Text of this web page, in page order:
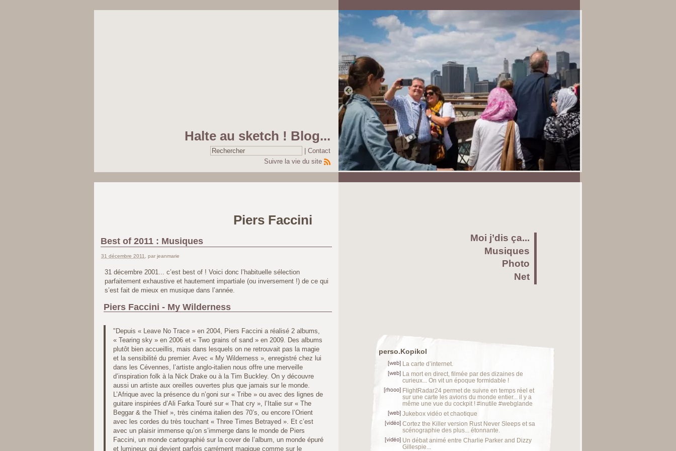
Halte au sketch ! Blog...
Contact
Suivre la vie du site
Pause
Piers Faccini
Best of 2011 : Musiques
31 décembre 2011 , par jeanmarie
31 décembre 2001... c’est best of ! Voici donc l’habituelle sélection
parfaitement exhaustive et hautement impartiale (ou inversement !) de ce qui
s’est fait de mieux en musique dans l’année.
Piers Faccini - My Wilderness
"Depuis « Leave No Trace » en 2004, Piers Faccini a réalisé 2 albums,
« Tearing sky » en 2006 et « Two grains of sand » en 2009. Des albums
plutôt bien accueillis, mais dans lesquels on ne retrouvait pas la magie
et la sensibilité du premier. Avec « My Wilderness », enregistré chez lui
dans les Cévennes, l’artiste anglo-italien nous offre une merveille
d’inspiration folk à la Nick Drake ou à la Tim Buckley. On y découvre
aussi un artiste aux oreilles ouvertes plus que jamais sur le monde.
L’Afrique avec la présence du n’goni sur « Tribe » ou avec des lignes de
guitare inspirées d’Ali Farka Touré sur « That cry », l’Italie sur « The
Beggar & the Thief », très cinéma italien des 70’s, ou encore l’Orient
avec les cordes du très touchant « Three Times Betrayed ». Et c’est
avec un plaisir immense qu’on s’immerge dans le monde de Piers
Faccini, un monde cartographié sur la cover de l’album, un monde épuré
et lumineux qui devient parfois carrément magique comme sur le
Moi j’dis ça...
Musiques
Photo
Net
perso.Kopikol
La carte d’internet.
La mort en direct, filmée par des dizaines de
curieux... On vit un époque formidable !
FlightRadar24 permet de suivre en temps réel et
sur une carte les avions du monde entier... il y a
même une vue du cockpit ! #inutile #webglande
Jukebox vidéo et chaotique
Cortez the Killer version Rust Never Sleeps et sa
scénographie des plus... étonnante.
Un débat animé entre Charlie Parker and Dizzy
Gillespie...